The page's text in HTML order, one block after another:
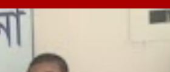
তারেক রহমান